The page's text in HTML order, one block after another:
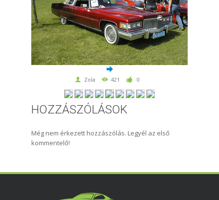
Zola 421 0
HOZZÁSZÓLÁSOK
Még nem érkezett hozzászólás. Legyél az első
kommentelő!